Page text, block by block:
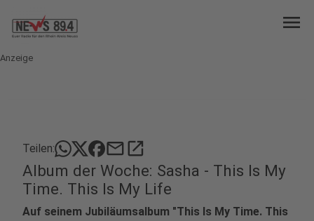
menu
Anzeige
Teilen: mailopen_in_new
Album der Woche: Sasha - This Is My
Time. This Is My Life
Auf seinem Jubiläumsalbum "This Is My Time. This